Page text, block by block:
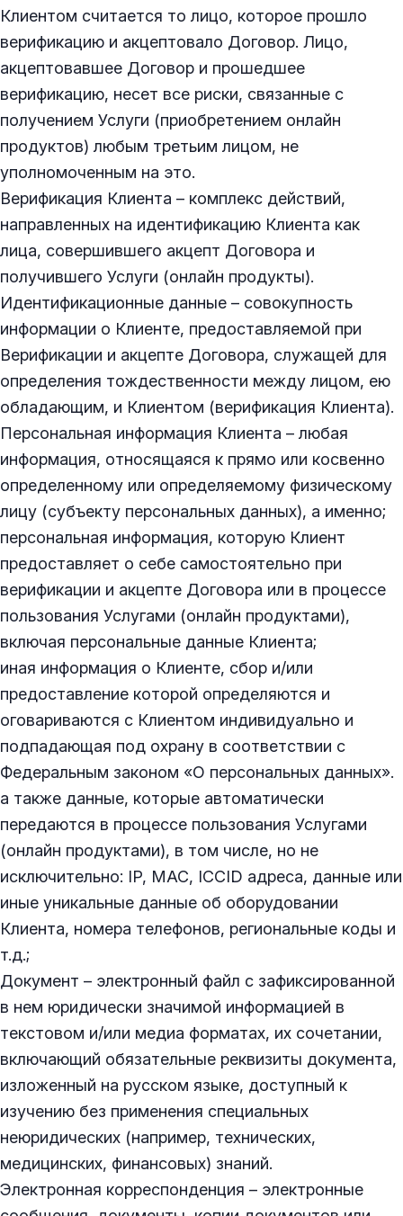
Клиентом считается то лицо, которое прошло
верификацию и акцептовало Договор. Лицо,
акцептовавшее Договор и прошедшее
верификацию, несет все риски, связанные с
получением Услуги (приобретением онлайн
продуктов) любым третьим лицом, не
уполномоченным на это.
Верификация Клиента – комплекс действий,
направленных на идентификацию Клиента как
лица, совершившего акцепт Договора и
получившего Услуги (онлайн продукты).
Идентификационные данные – совокупность
информации о Клиенте, предоставляемой при
Верификации и акцепте Договора, служащей для
определения тождественности между лицом, ею
обладающим, и Клиентом (верификация Клиента).
Персональная информация Клиента – любая
информация, относящаяся к прямо или косвенно
определенному или определяемому физическому
лицу (субъекту персональных данных), а именно;
персональная информация, которую Клиент
предоставляет о себе самостоятельно при
верификации и акцепте Договора или в процессе
пользования Услугами (онлайн продуктами),
включая персональные данные Клиента;
иная информация о Клиенте, сбор и/или
предоставление которой определяются и
оговариваются с Клиентом индивидуально и
подпадающая под охрану в соответствии с
Федеральным законом «О персональных данных».
а также данные, которые автоматически
передаются в процессе пользования Услугами
(онлайн продуктами), в том числе, но не
исключительно: IP, MAC, ICCID адреса, данные или
иные уникальные данные об оборудовании
Клиента, номера телефонов, региональные коды и
т.д.;
Документ – электронный файл с зафиксированной
в нем юридически значимой информацией в
текстовом и/или медиа форматах, их сочетании,
включающий обязательные реквизиты документа,
изложенный на русском языке, доступный к
изучению без применения специальных
неюридических (например, технических,
медицинских, финансовых) знаний.
Электронная корреспонденция – электронные